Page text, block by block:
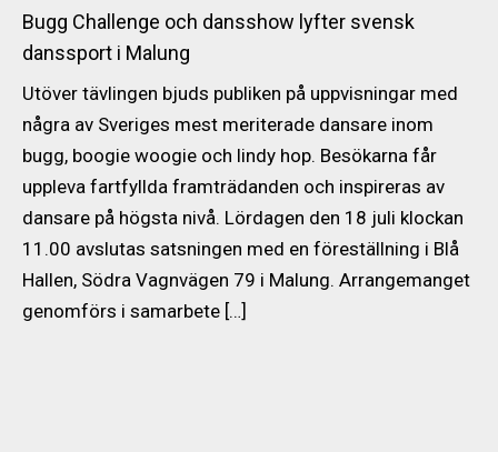
Bugg Challenge och dansshow lyfter svensk
danssport i Malung
Utöver tävlingen bjuds publiken på uppvisningar med
några av Sveriges mest meriterade dansare inom
bugg, boogie woogie och lindy hop. Besökarna får
uppleva fartfyllda framträdanden och inspireras av
dansare på högsta nivå. Lördagen den 18 juli klockan
11.00 avslutas satsningen med en föreställning i Blå
Hallen, Södra Vagnvägen 79 i Malung. Arrangemanget
genomförs i samarbete […]